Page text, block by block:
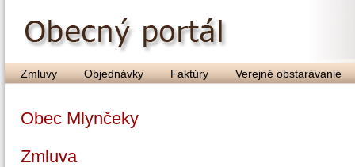
Zmluvy Objednávky Faktúry Verejné obstarávanie
Obec Mlynčeky
Zmluva